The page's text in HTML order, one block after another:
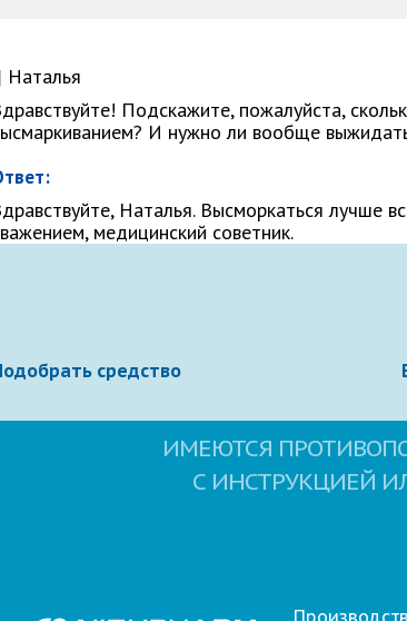
Вас зовут
| Наталья
Подскажите, пожалуйста,
И нужно ли вообще
Наталья. Высморкаться лучше
медицинский советник.
средство
ИМЕЮТСЯ
С ИНСТРУКЦИЕЙ